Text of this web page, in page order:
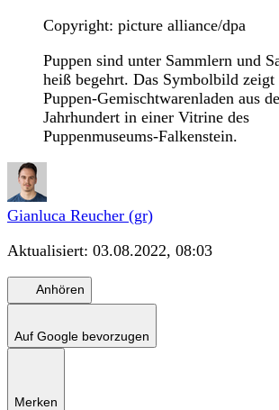
Copyright: picture alliance/dpa
Puppen sind unter Sammlern und
heiß begehrt. Das Symbolbild zeigt
Puppen-Gemischtwarenladen aus
Jahrhundert in einer Vitrine des
Puppenmuseums-Falkenstein.
Gianluca Reucher (gr)
Aktualisiert: 03.08.2022, 08:03
Anhören
Auf Google bevorzugen
Merken